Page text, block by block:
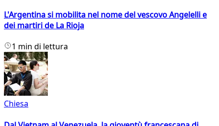
L'Argentina si mobilita nel nome del vescovo Angelelli e
dei martiri de La Rioja
1 min di lettura
Chiesa